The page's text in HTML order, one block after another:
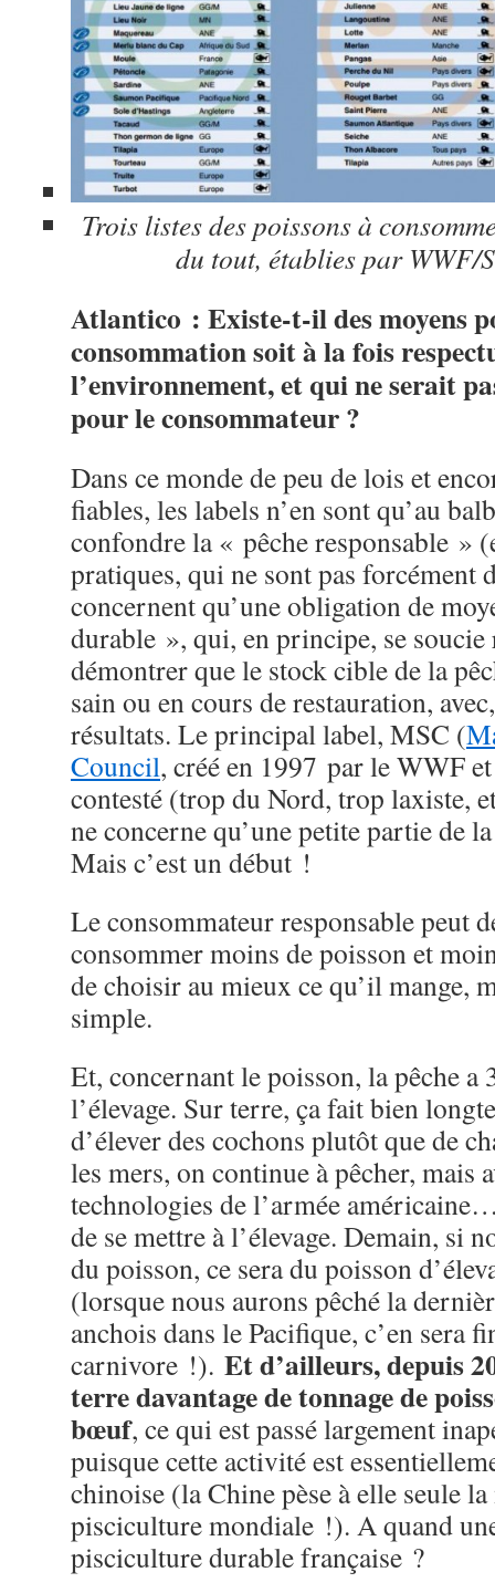
Trois listes des poissons à
du tout, établies par WWF/
Atlantico : Existe-t-il des moyens
consommation soit à la fois
l’environnement, et qui ne serait
pour le consommateur ?
Dans ce monde de peu de lois et
fiables, les labels n’en sont qu’au
confondre la « pêche responsable »
pratiques, qui ne sont pas forcément
concernent qu’une obligation de
durable », qui, en principe, se soucie
démontrer que le stock cible de la
sain ou en cours de restauration,
résultats. Le principal label, MSC (
Council, créé en 1997 par le WWF
contesté (trop du Nord, trop laxiste,
ne concerne qu’une petite partie de
Mais c’est un début !
Le consommateur responsable peut
consommer moins de poisson et
de choisir au mieux ce qu’il mange,
simple.
Et, concernant le poisson, la pêche a
l’élevage. Sur terre, ça fait bien
d’élever des cochons plutôt que de
les mers, on continue à pêcher, mais
technologies de l’armée
de se mettre à l’élevage. Demain, si
du poisson, ce sera du poisson
(lorsque nous aurons pêché la
anchois dans le Pacifique, c’en sera
carnivore !). Et d’ailleurs, depuis
terre davantage de tonnage de
bœuf, ce qui est passé largement
puisque cette activité est
chinoise (la Chine pèse à elle seule
pisciculture mondiale !). A quand
pisciculture durable française ?